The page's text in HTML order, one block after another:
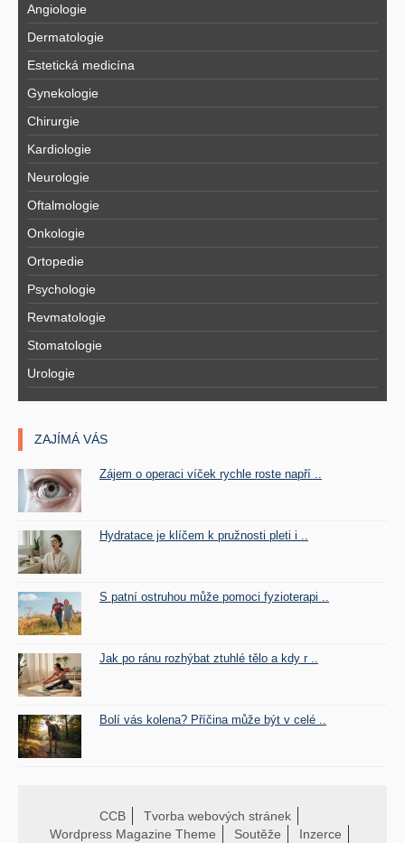
Angiologie
Dermatologie
Estetická medicína
Gynekologie
Chirurgie
Kardiologie
Neurologie
Oftalmologie
Onkologie
Ortopedie
Psychologie
Revmatologie
Stomatologie
Urologie
ZAJÍMÁ VÁS
Zájem o operaci víček rychle roste napří ..
Hydratace je klíčem k pružnosti pleti i ..
S patní ostruhou může pomoci fyzioterapi ..
Jak po ránu rozhýbat ztuhlé tělo a kdy r ..
Bolí vás kolena? Příčina může být v celé ..
CCB
Tvorba webových stránek
Wordpress Magazine Theme
Soutěže Inzerce